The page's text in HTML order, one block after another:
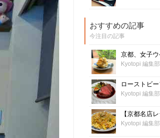
おすすめの記事
今注目の記事
Kyotopi 編集部
Kyotopi 編集部
Kyotopi 編集部